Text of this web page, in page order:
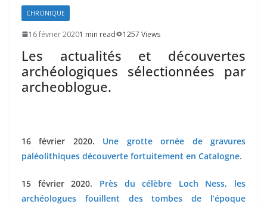
CHRONIQUE
16 février 20201 min read 1257 Views
Les actualités et découvertes
archéologiques sélectionnées par
archeoblogue.
16 février 2020. Une grotte ornée de gravures
paléolithiques découverte fortuitement en Catalogne.
15 février 2020. Près du célèbre Loch Ness, les
archéologues fouillent des tombes de l’époque